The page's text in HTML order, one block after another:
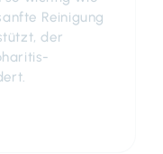
Reinigung
der